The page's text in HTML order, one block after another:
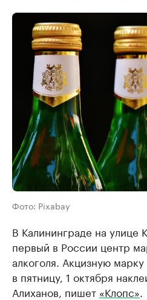
Фото: Pixabay
В Калининграде на улице
первый в России центр
алкоголя. Акцизную
в пятницу, 1 октября
Алиханов, пишет «Клопс»